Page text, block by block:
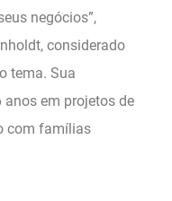
negócios”,
considerado
tema. Sua
em projetos de
com famílias